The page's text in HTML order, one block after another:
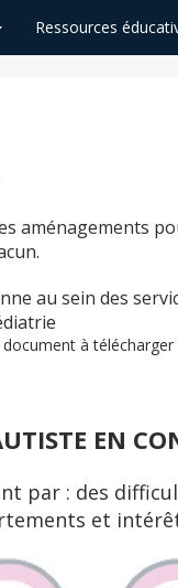
Ressources
aménagements
au sein des
à
EN
par : des
et